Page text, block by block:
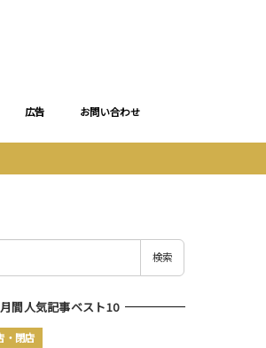
広告 お問い合わせ
検索
間人気記事ベスト10
・閉店